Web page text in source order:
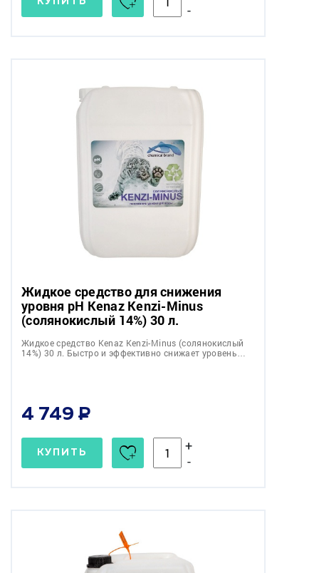
-
Жидкое средство для снижения
уровня pH Kenaz Kenzi-Minus
(солянокислый 14%) 30 л.
Жидкое средство Kenaz Kenzi-Minus (солянокислый
14%) 30 л. Быстро и эффективно снижает уровень…
4 749
КУПИТЬ
+
-